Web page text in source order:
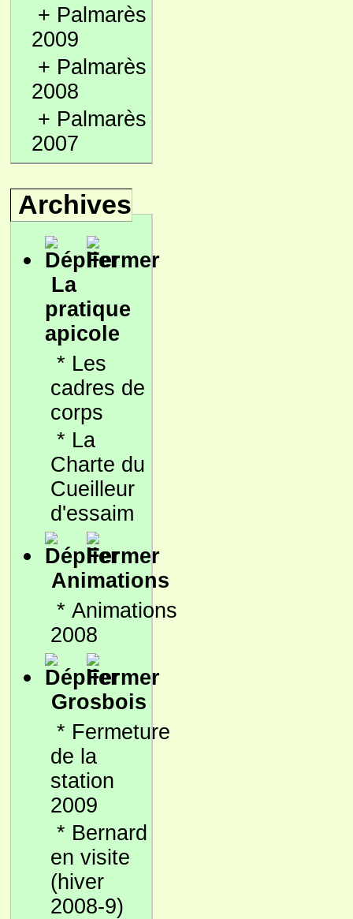
+ Palmarès
2009
+ Palmarès
2008
+ Palmarès
2007
Archives
La
pratique
apicole
* Les
cadres de
corps
* La
Charte du
Cueilleur
d'essaim
Animations
* Animations
2008
Grosbois
* Fermeture
de la
station
2009
* Bernard
en visite
(hiver
2008-9)